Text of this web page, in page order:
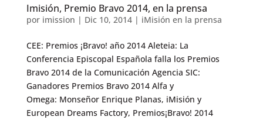
Imisión, Premio Bravo 2014, en la prensa
por imission | Dic 10, 2014| iMisión en la prensa
CEE: Premios ¡Bravo! año 2014 Aleteia: La
Conferencia Episcopal Española falla los Premios
Bravo 2014 de la Comunicación Agencia SIC:
Ganadores Premios Bravo 2014 Alfa y
Omega: Monseñor Enrique Planas, iMisión y
European Dreams Factory, Premios¡Bravo! 2014